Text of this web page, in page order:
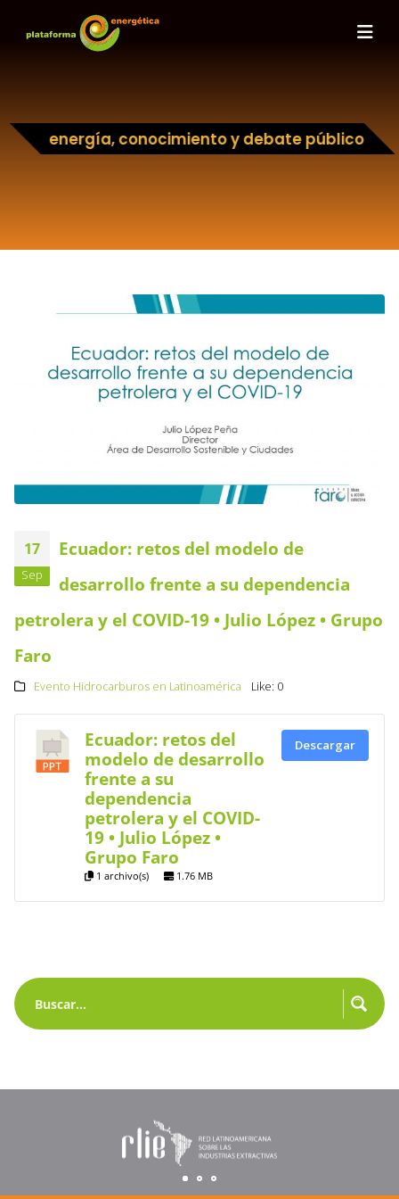
energía, conocimiento y debate público
17
Sep
Ecuador: retos del modelo de
desarrollo frente a su dependencia
petrolera y el COVID-19 • Julio López • Grupo
Faro
Evento Hidrocarburos en Latinoamérica Like: 0
Ecuador: retos del
modelo de desarrollo
frente a su
dependencia
petrolera y el COVID-
19 • Julio López •
Grupo Faro
1 archivo(s) 1.76 MB
Descargar